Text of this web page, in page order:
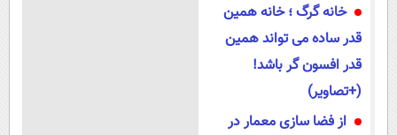
خانه گرگ ؛ خانه همین
قدر ساده می تواند همین
قدر افسون گر باشد!
(+تصاویر)
از فضا سازی معمار در